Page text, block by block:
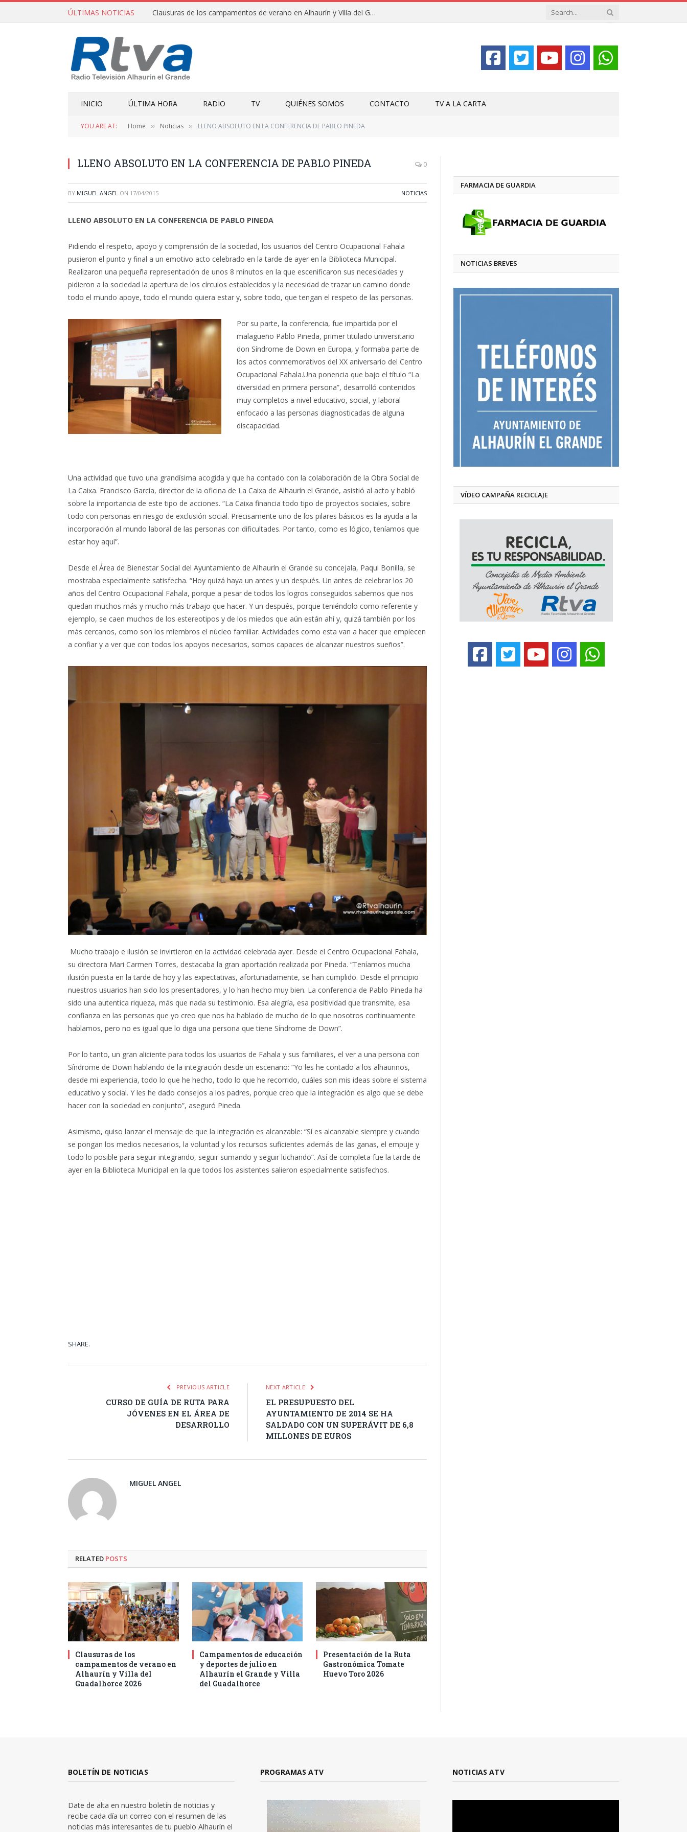
ÚLTIMAS NOTICIAS Clausuras de los campamentos de verano en Alhaurín y Villa del Guadalhorce 2026
INICIO ÚLTIMA HORA RADIO TV QUIÉNES SOMOS CONTACTO TV A LA CARTA
YOU ARE AT: Home » Noticias » LLENO ABSOLUTO EN LA CONFERENCIA DE PABLO PINEDA
LLENO ABSOLUTO EN LA CONFERENCIA DE PABLO PINEDA 0
BY MIGUEL ANGEL ON 17/04/2015 NOTICIAS
LLENO ABSOLUTO EN LA CONFERENCIA DE PABLO PINEDA
Pidiendo el respeto, apoyo y comprensión de la sociedad, los usuarios del Centro Ocupacional Fahala
pusieron el punto y final a un emotivo acto celebrado en la tarde de ayer en la Biblioteca Municipal.
Realizaron una pequeña representación de unos 8 minutos en la que escenificaron sus necesidades y
pidieron a la sociedad la apertura de los círculos establecidos y la necesidad de trazar un camino donde
todo el mundo apoye, todo el mundo quiera estar y, sobre todo, que tengan el respeto de las personas.
Por su parte, la conferencia, fue impartida por el
malagueño Pablo Pineda, primer titulado universitario
don Síndrome de Down en Europa, y formaba parte de
los actos conmemorativos del XX aniversario del Centro
Ocupacional Fahala.Una ponencia que bajo el título “La
diversidad en primera persona”, desarrolló contenidos
muy completos a nivel educativo, social, y laboral
enfocado a las personas diagnosticadas de alguna
discapacidad.
Una actividad que tuvo una grandísima acogida y que ha contado con la colaboración de la Obra Social de
La Caixa. Francisco García, director de la oficina de La Caixa de Alhaurín el Grande, asistió al acto y habló
sobre la importancia de este tipo de acciones. “La Caixa financia todo tipo de proyectos sociales, sobre
todo con personas en riesgo de exclusión social. Precisamente uno de los pilares básicos es la ayuda a la
incorporación al mundo laboral de las personas con dificultades. Por tanto, como es lógico, teníamos que
estar hoy aquí”.
Desde el Área de Bienestar Social del Ayuntamiento de Alhaurín el Grande su concejala, Paqui Bonilla, se
mostraba especialmente satisfecha. “Hoy quizá haya un antes y un después. Un antes de celebrar los 20
años del Centro Ocupacional Fahala, porque a pesar de todos los logros conseguidos sabemos que nos
quedan muchos más y mucho más trabajo que hacer. Y un después, porque teniéndolo como referente y
ejemplo, se caen muchos de los estereotipos y de los miedos que aún están ahí y, quizá también por los
más cercanos, como son los miembros el núcleo familiar. Actividades como esta van a hacer que empiecen
a confiar y a ver que con todos los apoyos necesarios, somos capaces de alcanzar nuestros sueños”.
Mucho trabajo e ilusión se invirtieron en la actividad celebrada ayer. Desde el Centro Ocupacional Fahala,
su directora Mari Carmen Torres, destacaba la gran aportación realizada por Pineda. “Teníamos mucha
ilusión puesta en la tarde de hoy y las expectativas, afortunadamente, se han cumplido. Desde el principio
nuestros usuarios han sido los presentadores, y lo han hecho muy bien. La conferencia de Pablo Pineda ha
sido una autentica riqueza, más que nada su testimonio. Esa alegría, esa positividad que transmite, esa
confianza en las personas que yo creo que nos ha hablado de mucho de lo que nosotros continuamente
hablamos, pero no es igual que lo diga una persona que tiene Síndrome de Down”.
Por lo tanto, un gran aliciente para todos los usuarios de Fahala y sus familiares, el ver a una persona con
Síndrome de Down hablando de la integración desde un escenario: “Yo les he contado a los alhaurinos,
desde mi experiencia, todo lo que he hecho, todo lo que he recorrido, cuáles son mis ideas sobre el sistema
educativo y social. Y les he dado consejos a los padres, porque creo que la integración es algo que se debe
hacer con la sociedad en conjunto”, aseguró Pineda.
Asimismo, quiso lanzar el mensaje de que la integración es alcanzable: “Sí es alcanzable siempre y cuando
se pongan los medios necesarios, la voluntad y los recursos suficientes además de las ganas, el empuje y
todo lo posible para seguir integrando, seguir sumando y seguir luchando”. Así de completa fue la tarde de
ayer en la Biblioteca Municipal en la que todos los asistentes salieron especialmente satisfechos.
SHARE.
PREVIOUS ARTICLE
CURSO DE GUÍA DE RUTA PARA
JÓVENES EN EL ÁREA DE
DESARROLLO
NEXT ARTICLE
EL PRESUPUESTO DEL
AYUNTAMIENTO DE 2014 SE HA
SALDADO CON UN SUPERÁVIT DE 6,8
MILLONES DE EUROS
MIGUEL ANGEL
RELATED POSTS
Clausuras de los
campamentos de verano en
Alhaurín y Villa del
Guadalhorce 2026
Campamentos de educación
y deportes de julio en
Alhaurín el Grande y Villa
del Guadalhorce
Presentación de la Ruta
Gastronómica Tomate
Huevo Toro 2026
FARMACIA DE GUARDIA
NOTICIAS BREVES
VÍDEO CAMPAÑA RECICLAJE
BOLETÍN DE NOTICIAS
Date de alta en nuestro boletín de noticias y
recibe cada día un correo con el resumen de las
noticias más interesantes de tu pueblo Alhaurín el
PROGRAMAS ATV NOTICIAS ATV